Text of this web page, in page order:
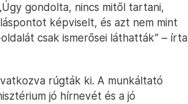
gondolta, nincs mitől tartani,
képviselt, és azt nem mint
csak ismerősei láthatták” – írta
rúgták ki. A munkáltató
jó hírnevét és a jó